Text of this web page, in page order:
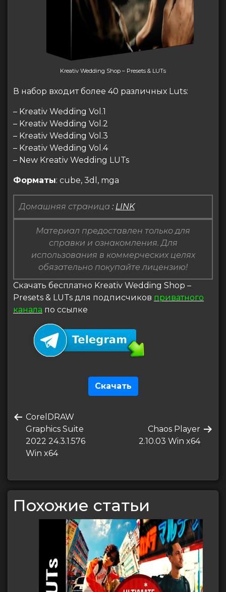
Kreativ Wedding Shop – Presets & LUTs
В набор входит более 40 различных Luts:
– Kreativ Wedding Vol.1
– Kreativ Wedding Vol.2
– Kreativ Wedding Vol.3
– Kreativ Wedding Vol.4
– New Kreativ Wedding LUTs
Форматы: cube, 3dl, mga
Домашняя страница : LINK
Материал предоставлен только для
справки и ознакомления. Для
использования в коммерческих целях
обязательно покупайте лицензию!
Скачать бесплатно Kreativ Wedding Shop –
Presets & LUTs для подписчиков приватного
канала по ссылке
Скачать
по
записям
Предыдущая
запись
CorelDRAW
Graphics Suite
2022 24.3.1.576
Win x64
Следующая
запись
Chaos Player
2.10.03 Win x64
Похожие статьи